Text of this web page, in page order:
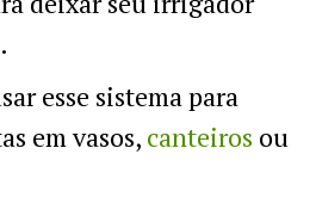
esse sistema para
em vasos, canteiros ou